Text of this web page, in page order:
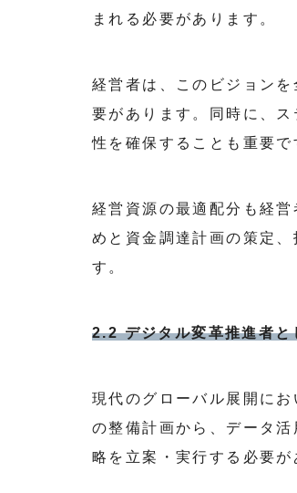
まれる必要があります。
経営者は、このビジョン
要があります。同時に、
性を確保することも重要で
経営資源の最適配分も経
めと資金調達計画の策定
す。
2.2 デジタル変革推進者と
現代のグローバル展開に
の整備計画から、データ
略を立案・実行する必要が